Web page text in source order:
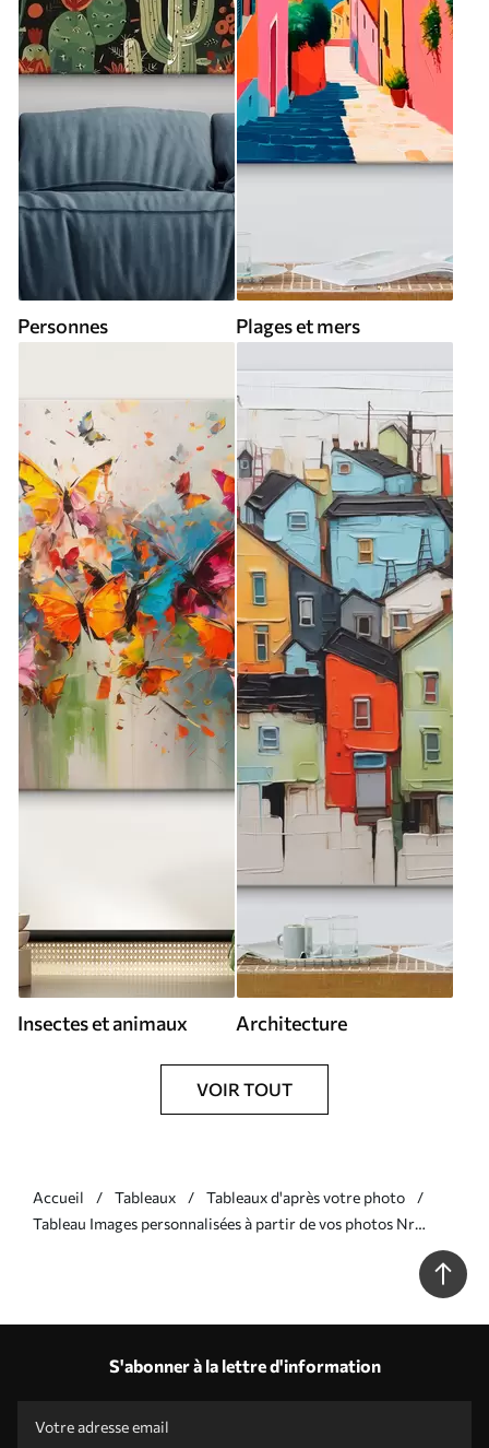
Personnes Plages et mers
Insectes et animaux Architecture
VOIR TOUT
Accueil Tableaux
Tableaux d'après votre photo
Tableau Images personnalisées à partir de vos photos Nr
S'abonner à la lettre d'information